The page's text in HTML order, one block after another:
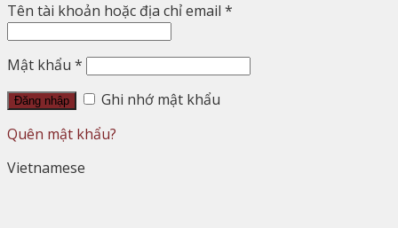
Tên tài khoản hoặc địa chỉ email *
Mật khẩu *
Đăng nhập
Ghi nhớ mật khẩu
Quên mật khẩu?
Vietnamese